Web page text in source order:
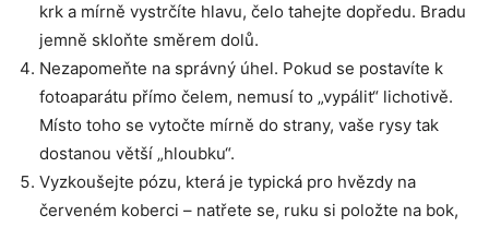
krk a mírně vystrčíte hlavu, čelo tahejte dopředu. Bradu
jemně skloňte směrem dolů.
Nezapomeňte na správný úhel. Pokud se postavíte k
fotoaparátu přímo čelem, nemusí to „vypálit“ lichotivě.
Místo toho se vytočte mírně do strany, vaše rysy tak
dostanou větší „hloubku“.
Vyzkoušejte pózu, která je typická pro hvězdy na
červeném koberci – natřete se, ruku si položte na bok,